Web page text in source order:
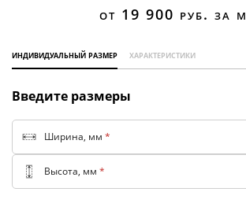
от 19 900 руб. за м
индивидуальный размер характеристики
Введите размеры
Ширина, мм *
Высота, мм *